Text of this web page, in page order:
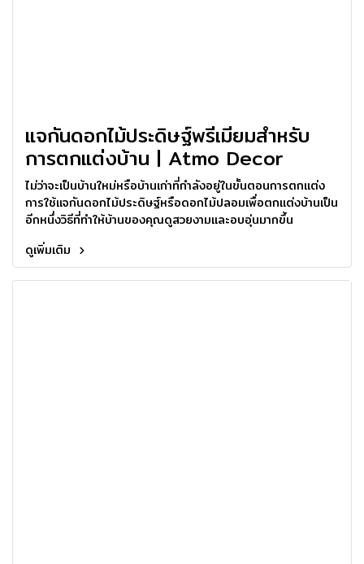
แจกันดอกไม้ประดิษฐ์พรีเมียมสำหรับ
การตกแต่งบ้าน | Atmo Decor
ไม่ว่าจะเป็นบ้านใหม่หรือบ้านเก่าที่กำลังอยู่ในขั้นตอนการตกแต่ง
การใช้แจกันดอกไม้ประดิษฐ์หรือดอกไม้ปลอมเพื่อตกแต่งบ้านเป็น
อีกหนึ่งวิธีที่ทำให้บ้านของคุณดูสวยงามและอบอุ่นมากขึ้น
ดูเพิ่มเติม